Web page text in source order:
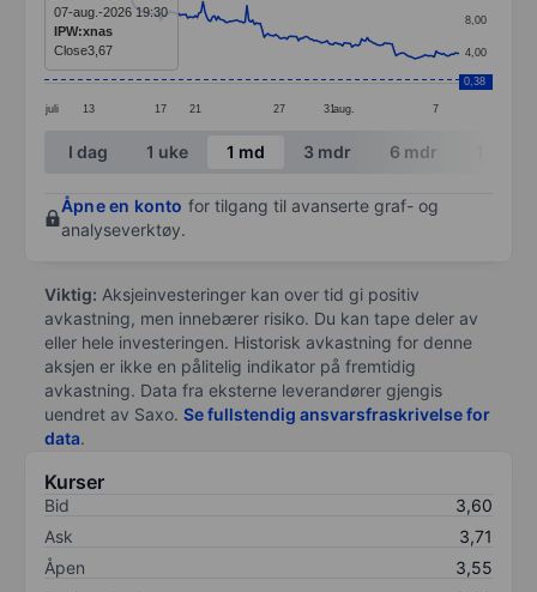
The chart has 1 X axis displaying categories.
The chart has 1 Y axis displaying values. Data
juli 13 17 21 27 31aug. 7
4,00
8,00
0,38
07-aug.-2026 19:30
IPW:xnas
Close3,67
End of interactive chart.
I dag 1 uke 1 md 3 mdr 6 mdr
Åpne en konto for tilgang til avanserte graf- og
analyseverktøy.
Viktig: Aksjeinvesteringer kan over tid gi positiv
avkastning, men innebærer risiko. Du kan tape deler av
eller hele investeringen. Historisk avkastning for denne
aksjen er ikke en pålitelig indikator på fremtidig
avkastning. Data fra eksterne leverandører gjengis
uendret av Saxo. Se fullstendig ansvarsfraskrivelse for
data.
Kurser
Bid
3,60
Ask
3,71
Åpen
3,55